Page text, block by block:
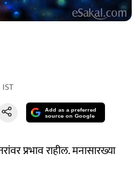
IST
Add as a preferred
source on Google
प्रभाव राहील. मनासारख्या